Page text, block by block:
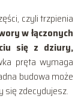
czyli trzpienia
w łączonych
się z dziury,
pręta wymaga
budowa może
się zdecydujesz.